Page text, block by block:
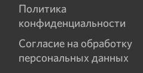
Политика
конфиденциальности
Согласие на обработку
персональных данных